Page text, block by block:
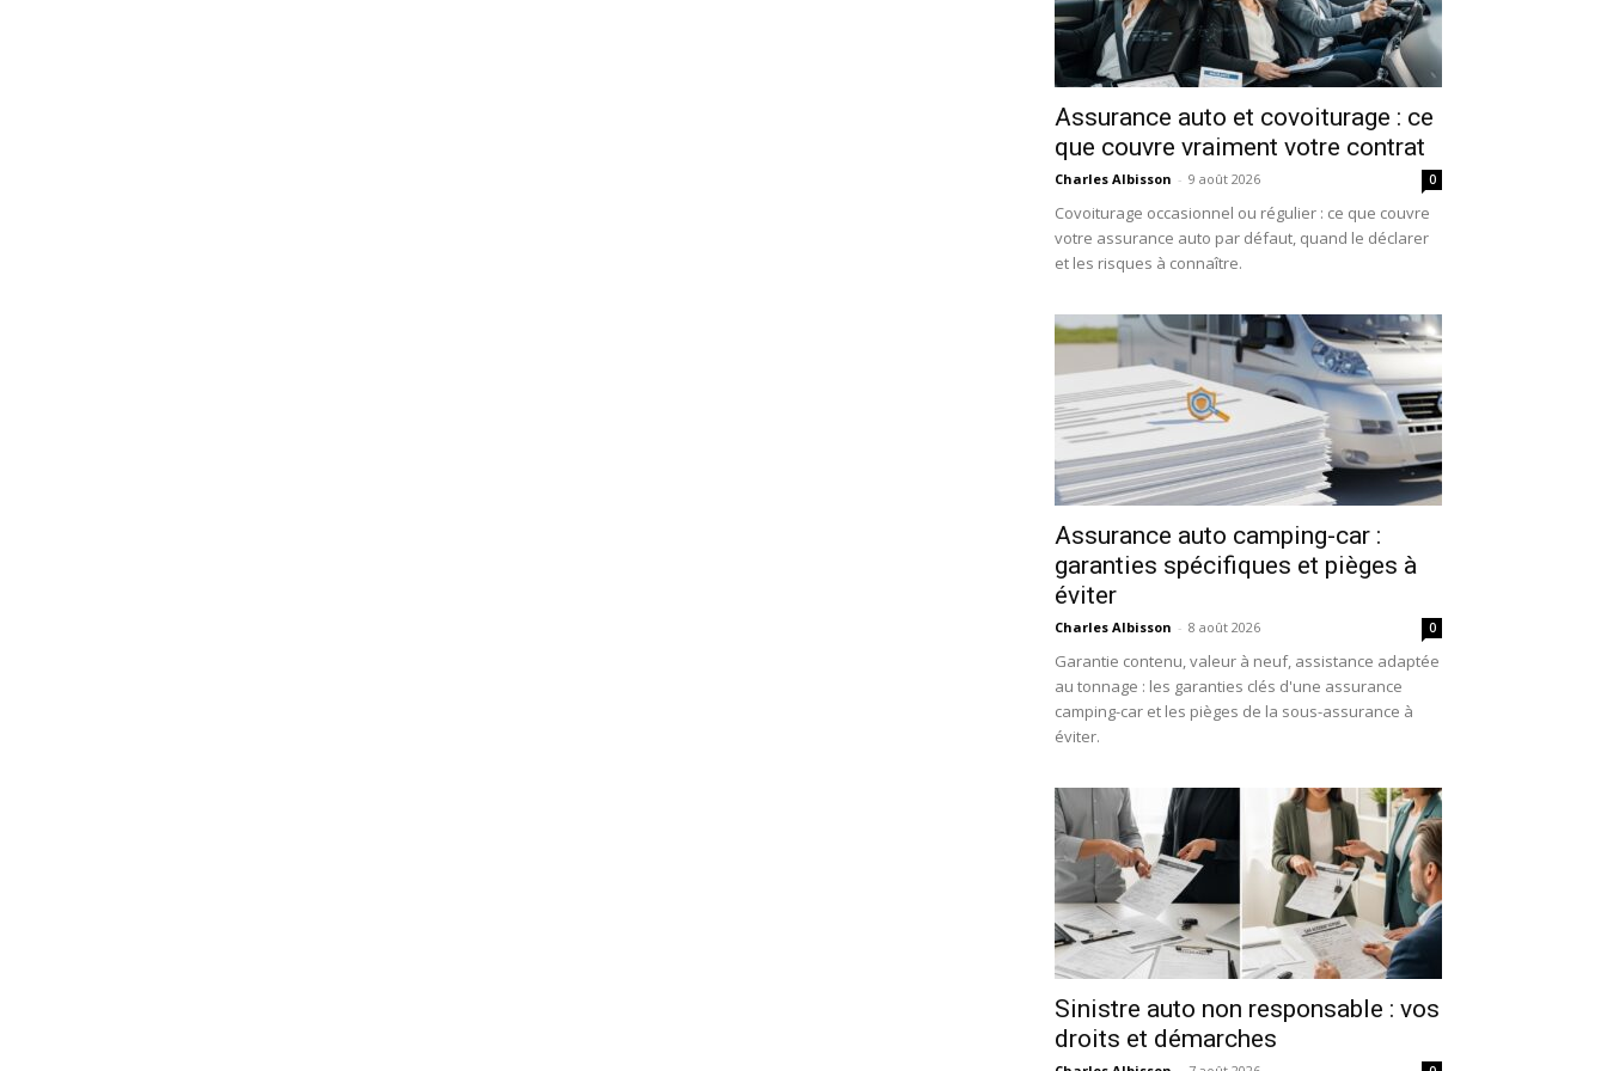
Assurance auto et covoiturage : ce
que couvre vraiment votre contrat
Charles Albisson - 9 août 2026 0
Covoiturage occasionnel ou régulier : ce que couvre
votre assurance auto par défaut, quand le déclarer
et les risques à connaître.
Assurance auto camping-car :
garanties spécifiques et pièges à
éviter
Charles Albisson - 8 août 2026 0
Garantie contenu, valeur à neuf, assistance adaptée
au tonnage : les garanties clés d'une assurance
camping-car et les pièges de la sous-assurance à
éviter.
Sinistre auto non responsable : vos
droits et démarches